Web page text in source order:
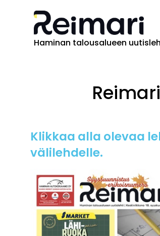
Haminan talousalueen
Klikkaa alla olevaa
välilehdelle.